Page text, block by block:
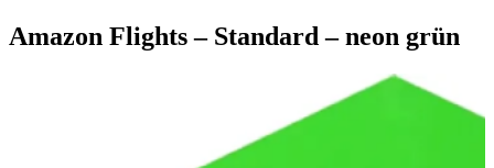
Amazon Flights – Standard – neon grün